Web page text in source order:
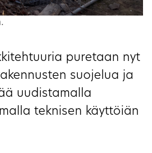
puretaan nyt
suojelua ja
uudistamalla
teknisen käyttöiän